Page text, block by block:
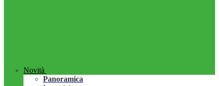
Novità
Panoramica